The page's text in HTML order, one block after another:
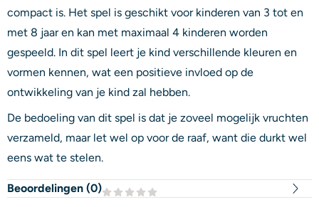
compact is. Het spel is geschikt voor kinderen van 3 tot en
met 8 jaar en kan met maximaal 4 kinderen worden
gespeeld. In dit spel leert je kind verschillende kleuren en
vormen kennen, wat een positieve invloed op de
ontwikkeling van je kind zal hebben.
De bedoeling van dit spel is dat je zoveel mogelijk vruchten
verzameld, maar let wel op voor de raaf, want die durkt wel
eens wat te stelen.
Beoordelingen (0)